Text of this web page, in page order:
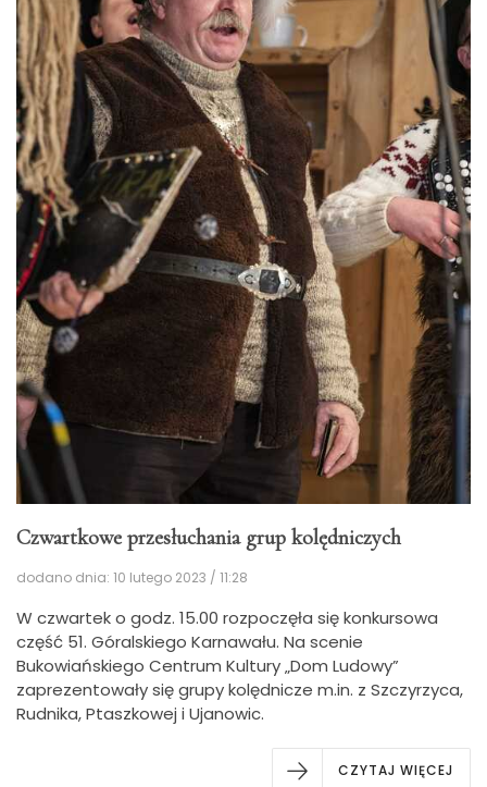
Czwartkowe przesłuchania grup kolędniczych
dodano dnia: 10 lutego 2023 / 11:28
W czwartek o godz. 15.00 rozpoczęła się konkursowa
część 51. Góralskiego Karnawału. Na scenie
Bukowiańskiego Centrum Kultury „Dom Ludowy”
zaprezentowały się grupy kolędnicze m.in. z Szczyrzyca,
Rudnika, Ptaszkowej i Ujanowic.
CZYTAJ WIĘCEJ